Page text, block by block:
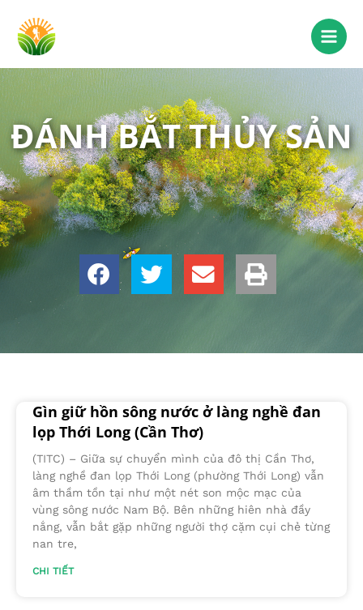
ĐÁNH BẮT THỦY SẢN
Gìn giữ hồn sông nước ở làng nghề đan
lọp Thới Long (Cần Thơ)
(TITC) – Giữa sự chuyển mình của đô thị Cần Thơ,
làng nghề đan lọp Thới Long (phường Thới Long) vẫn
âm thầm tồn tại như một nét son mộc mạc của
vùng sông nước Nam Bộ. Bên những hiên nhà đầy
nắng, vẫn bắt gặp những người thợ cặm cụi chẻ từng
nan tre,
CHI TIẾT